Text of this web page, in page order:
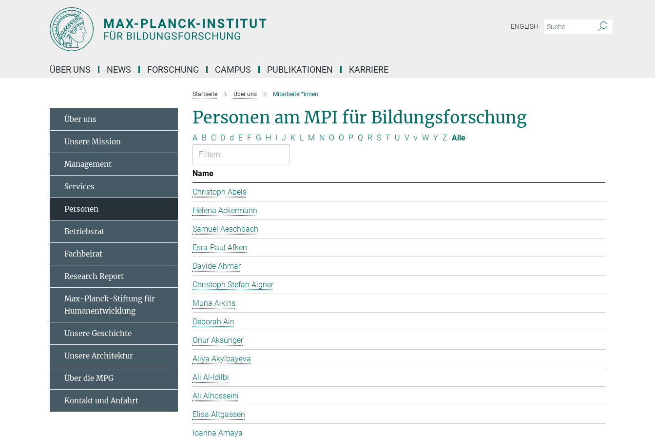
ENGLISH
ÜBER UNS NEWS FORSCHUNG CAMPUS PUBLIKATIONEN KARRIERE
Startseite Über uns Mitarbeiter*innen
Personen am MPI für Bildungsforschung
A B C D d E F G H I J K L M N O Ö P Q R S T U V v W Y Z Alle
Name
Christoph Abels
Helena Ackermann
Samuel Aeschbach
Esra-Paul Afken
Davide Ahmar
Christoph Stefan Aigner
Muna Aikins
Deborah Ain
Onur Aksünger
Aliya Akylbayeva
Ali Al-Idilbi
Ali Alhosseini
Elisa Altgassen
Ioanna Amaya
Über uns
Unsere Mission
Management
Services
Personen
Betriebsrat
Fachbeirat
Research Report
Max-Planck-Stiftung für
Humanentwicklung
Unsere Geschichte
Unsere Architektur
Über die MPG
Kontakt und Anfahrt